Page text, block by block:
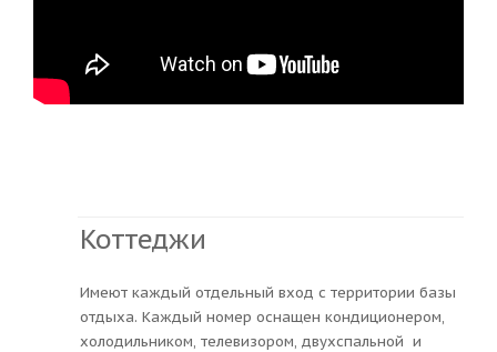
Коттеджи
Имеют каждый отдельный вход с территории базы
отдыха. Каждый номер оснащен кондиционером,
холодильником, телевизором, двухспальной и